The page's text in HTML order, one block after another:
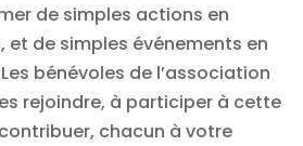
de simples actions en
et de simples événements en
bénévoles de l’association
rejoindre, à participer à cette
chacun à votre